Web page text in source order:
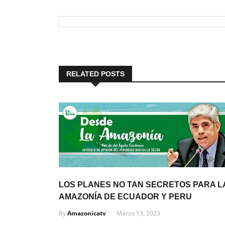
RELATED POSTS
LOS PLANES NO TAN SECRETOS PARA
AMAZONÍA DE ECUADOR Y PERU
ByAmazonicatv Marzo 13, 2023